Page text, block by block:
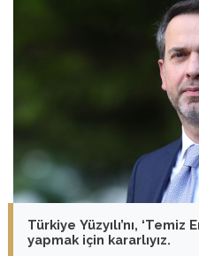
Türkiye Yüzyılı’nı, ‘Temiz
yapmak için kararlıyız.